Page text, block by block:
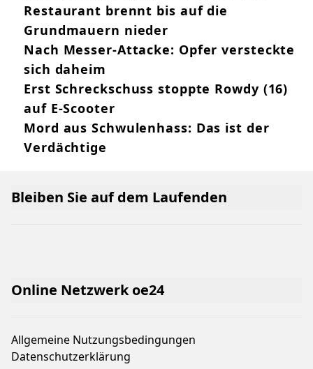
Restaurant brennt bis auf die
Grundmauern nieder
Nach Messer-Attacke: Opfer versteckte
sich daheim
Erst Schreckschuss stoppte Rowdy (16)
auf E-Scooter
Mord aus Schwulenhass: Das ist der
Verdächtige
Online Netzwerk oe24
Allgemeine Nutzungsbedingungen
Datenschutzerklärung
Bleiben Sie auf dem Laufenden